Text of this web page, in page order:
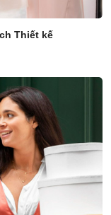
Thiết kế